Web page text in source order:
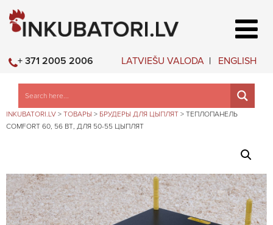
LATVIEŠU VALODA ENGLISH
+ 371 2005 2006
INKUBATORI.LV > ТОВАРЫ > БРУДЕРЫ ДЛЯ ЦЫПЛЯТ > ТЕПЛОПАНЕЛЬ
COMFORT 60, 56 ВТ, ДЛЯ 50-55 ЦЫПЛЯТ